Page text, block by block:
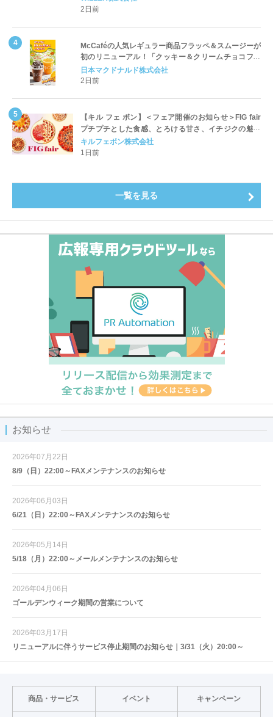
2日前
McCaféの人気レギュラー商品フラッペ＆スムージーが
初のリニューアル！「クッキー＆クリームチョコフラ
ッペ」「マンゴースムージー」8月5日（水）から販売
開始
日本マクドナルド株式会社
2日前
【キル フェ ボン】＜フェア開催のお知らせ＞FIG fair
プチプチとした食感、とろける甘さ、イチジクの魅力
をたっぷりと。新作を含め、イチジク尽くしの全4種が
登場8月20日（木）スタート
キルフェボン株式会社
1日前
一覧を見る
お知らせ
2026年07月22日
8/9（日）22:00～FAXメンテナンスのお知らせ
2026年06月03日
6/21（日）22:00～FAXメンテナンスのお知らせ
2026年05月14日
5/18（月）22:00～メールメンテナンスのお知らせ
2026年04月06日
ゴールデンウィーク期間の営業について
2026年03月17日
リニューアルに伴うサービス停止期間のお知らせ｜3/31（火）20:00～
商品・サービス イベント キャンペーン